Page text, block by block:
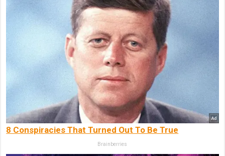
8 Conspiracies That Turned Out To Be True
Brainberries